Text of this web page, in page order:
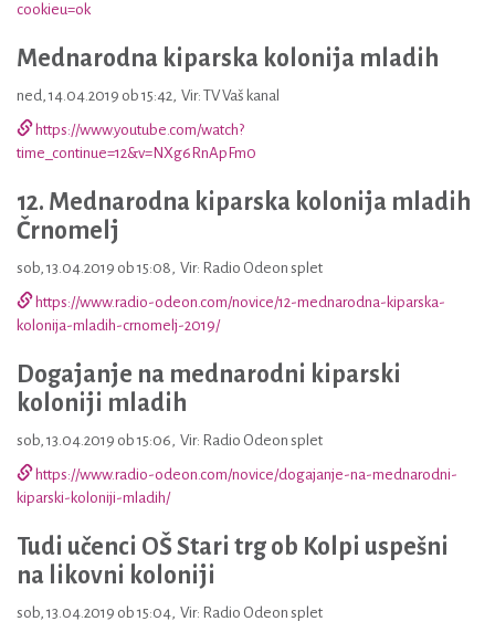
cookieu=ok
Mednarodna kiparska kolonija mladih
ned, 14.04.2019 ob 15:42, Vir: TV Vaš kanal
https://www.youtube.com/watch?
time_continue=12&v=NXg6RnApFm0
12. Mednarodna kiparska kolonija mladih
Črnomelj
sob, 13.04.2019 ob 15:08, Vir: Radio Odeon splet
https://www.radio-odeon.com/novice/12-mednarodna-kiparska-
kolonija-mladih-crnomelj-2019/
Dogajanje na mednarodni kiparski
koloniji mladih
sob, 13.04.2019 ob 15:06, Vir: Radio Odeon splet
https://www.radio-odeon.com/novice/dogajanje-na-mednarodni-
kiparski-koloniji-mladih/
Tudi učenci OŠ Stari trg ob Kolpi uspešni
na likovni koloniji
sob, 13.04.2019 ob 15:04, Vir: Radio Odeon splet